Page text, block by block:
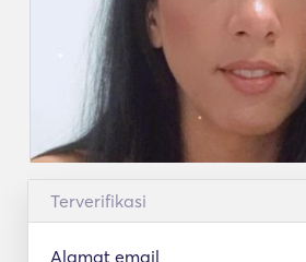
Terverifikasi
Alamat email